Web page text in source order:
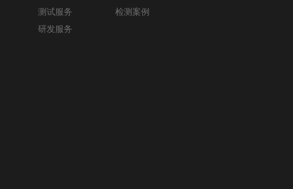
测试服务
研发服务
检测案例